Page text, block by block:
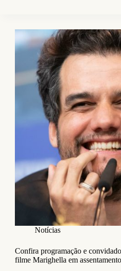
Notícias
Confira programação e
filme Marighella em